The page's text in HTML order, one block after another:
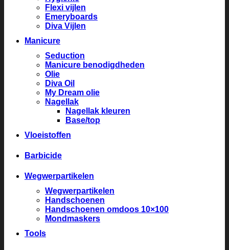
Flexi vijlen
Emeryboards
Diva Vijlen
Manicure
Seduction
Manicure benodigdheden
Olie
Diva Oil
My Dream olie
Nagellak
Nagellak kleuren
Base/top
Vloeistoffen
Barbicide
Wegwerpartikelen
Wegwerpartikelen
Handschoenen
Handschoenen omdoos 10×100
Mondmaskers
Tools